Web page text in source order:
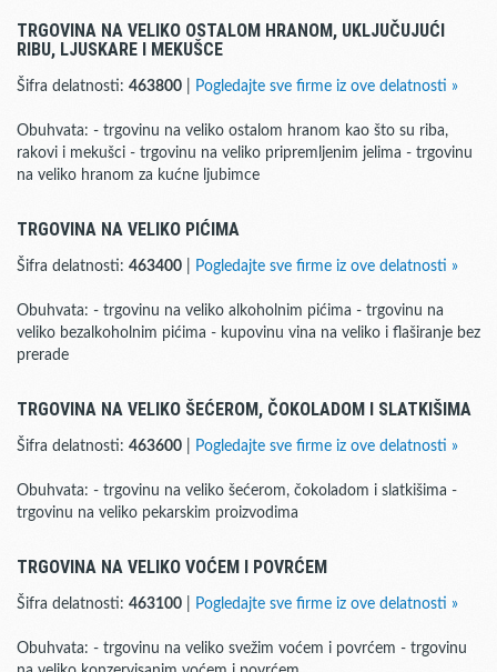
TRGOVINA NA VELIKO OSTALOM HRANOM, UKLJUČUJUĆI
RIBU, LJUSKARE I MEKUŠCE
Šifra delatnosti: 463800 Pogledajte sve firme iz ove delatnosti »
Obuhvata: - trgovinu na veliko ostalom hranom kao što su riba,
rakovi i mekušci - trgovinu na veliko pripremljenim jelima - trgovinu
na veliko hranom za kućne ljubimce
TRGOVINA NA VELIKO PIĆIMA
Šifra delatnosti: 463400 Pogledajte sve firme iz ove delatnosti »
Obuhvata: - trgovinu na veliko alkoholnim pićima - trgovinu na
veliko bezalkoholnim pićima - kupovinu vina na veliko i flaširanje bez
prerade
TRGOVINA NA VELIKO ŠEĆEROM, ČOKOLADOM I SLATKIŠIMA
Šifra delatnosti: 463600 Pogledajte sve firme iz ove delatnosti »
Obuhvata: - trgovinu na veliko šećerom, čokoladom i slatkišima -
trgovinu na veliko pekarskim proizvodima
TRGOVINA NA VELIKO VOĆEM I POVRĆEM
Šifra delatnosti: 463100 Pogledajte sve firme iz ove delatnosti »
Obuhvata: - trgovinu na veliko svežim voćem i povrćem - trgovinu